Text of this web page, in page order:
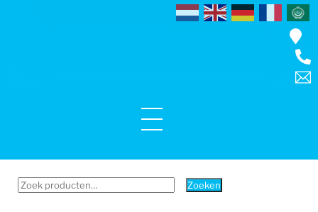
Menu
Zoeken
Zoeken